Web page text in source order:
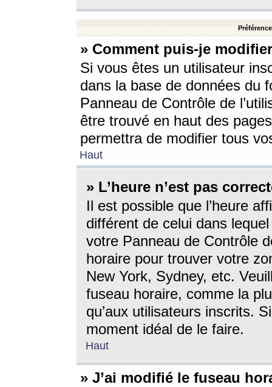
» Comment puis-je
Si vous êtes un utilisateur
dans la base de données du
Panneau de Contrôle de
être trouvé en haut des
permettra de modifier tous
Haut
» L’heure n’est pas
Il est possible que l’heure
différent de celui dans
votre Panneau de Contrôle
horaire pour trouver votre
New York, Sydney, etc.
fuseau horaire, comme la
qu’aux utilisateurs inscrits.
moment idéal de le faire.
Haut
» J’ai modifié le fuseau